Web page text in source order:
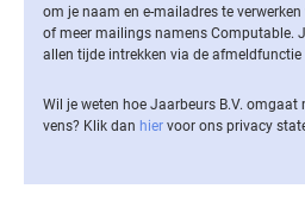
om je naam en e-mailadres te
of meer mailings namens Computable.
allen tijde intrekken via de af­meld­func­tie
Wil je weten hoe Jaarbeurs B.V.
vens? Klik dan hier voor ons privacy